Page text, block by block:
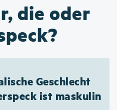
die oder
Geschlecht
ist maskulin